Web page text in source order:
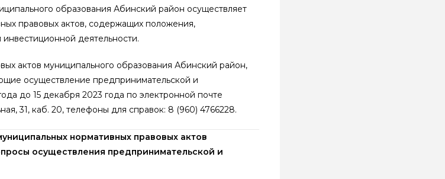
образования Абинский район осуществляет
правовых актов, содержащих положения,
деятельности.
актов муниципального образования Абинский район,
осуществление предпринимательской и
до 15 декабря 2023 года по электронной почте
31, каб. 20, телефоны для справок: 8 (960) 4766228.
нормативных правовых актов
осуществления предпринимательской и